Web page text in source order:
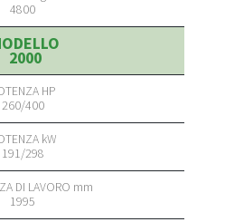
4800
2000
260/400
191/298
1995